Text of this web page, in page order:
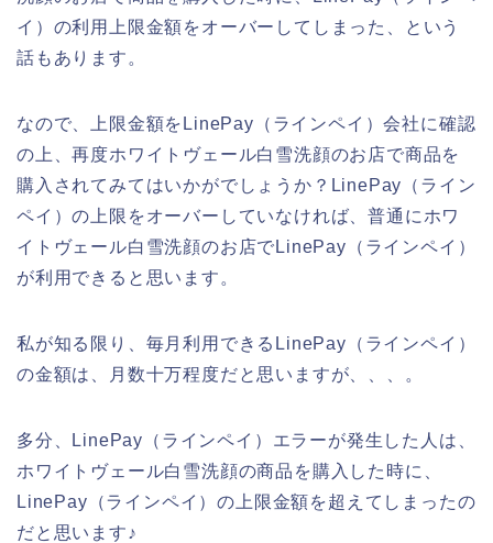
イ）の利用上限金額をオーバーしてしまった、という
話もあります。
なので、上限金額をLinePay（ラインペイ）会社に確認
の上、再度ホワイトヴェール白雪洗顔のお店で商品を
購入されてみてはいかがでしょうか？LinePay（ライン
ペイ）の上限をオーバーしていなければ、普通にホワ
イトヴェール白雪洗顔のお店でLinePay（ラインペイ）
が利用できると思います。
私が知る限り、毎月利用できるLinePay（ラインペイ）
の金額は、月数十万程度だと思いますが、、、。
多分、LinePay（ラインペイ）エラーが発生した人は、
ホワイトヴェール白雪洗顔の商品を購入した時に、
LinePay（ラインペイ）の上限金額を超えてしまったの
だと思います♪